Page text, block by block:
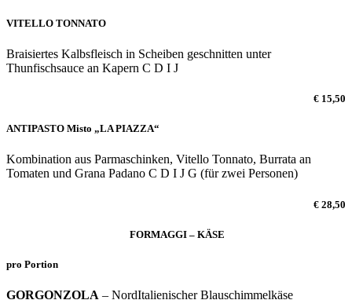
VITELLO TONNATO
Braisiertes Kalbsfleisch in Scheiben geschnitten unter
Thunfischsauce an Kapern C D I J
€ 15,50
ANTIPASTO Misto „LA PIAZZA“
Kombination aus Parmaschinken, Vitello Tonnato, Burrata an
Tomaten und Grana Padano C D I J G (für zwei Personen)
€ 28,50
FORMAGGI – KÄSE
pro Portion
GORGONZOLA – NordItalienischer Blauschimmelkäse